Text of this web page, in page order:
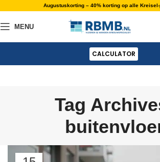
Augustuskorting – 40% korting op alle
MENU
CALCULATOR
Tag